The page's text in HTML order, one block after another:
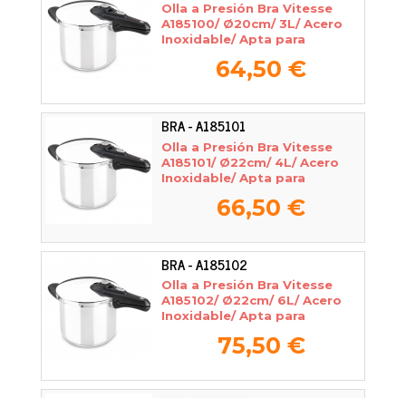
Olla a Presión Bra Vitesse
A185100/ Ø20cm/ 3L/ Acero
Inoxidable/ Apta para
64,50 €
BRA - A185101
Olla a Presión Bra Vitesse
A185101/ Ø22cm/ 4L/ Acero
Inoxidable/ Apta para
66,50 €
BRA - A185102
Olla a Presión Bra Vitesse
A185102/ Ø22cm/ 6L/ Acero
Inoxidable/ Apta para
75,50 €